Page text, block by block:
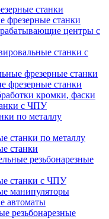
станки
фрезерные станки
центры с
станки с
фрезерные станки
фрезерные станки
кромки, фаски
с ЧПУ
по металлу
станки по металлу
станки
резьбонарезные
станки с ЧПУ
манипуляторы
автоматы
резьбонарезные